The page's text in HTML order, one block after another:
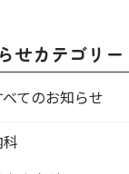
せカテゴリー
べてのお知らせ